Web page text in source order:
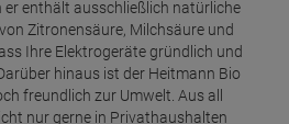
Maschinen Entkalker
1,89€
= 80 €
Schnell-Entkalker
enthält ausschließlich natürliche
Zitronensäure, Milchsäure und
Ihre Elektrogeräte gründlich und
hinaus ist der Heitmann Bio
freundlich zur Umwelt. Aus all
nur gerne in Privathaushalten